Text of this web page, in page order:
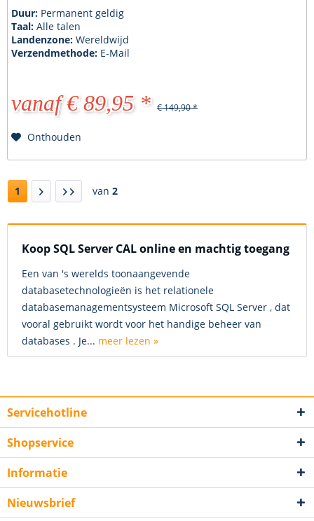
Duur: Permanent geldig
Taal:Alle talen
Landenzone:Wereldwijd
Verzendmethode: E-Mail
vanaf € 89,95 * € 149,90 *
Onthouden
1 van 2
Koop SQL Server CAL online en machtig toegang
Een van 's werelds toonaangevende
databasetechnologieën is het relationele
databasemanagementsysteem Microsoft SQL Server , dat
vooral gebruikt wordt voor het handige beheer van
databases . Je... meer lezen »
Servicehotline
Shopservice
Informatie
Nieuwsbrief